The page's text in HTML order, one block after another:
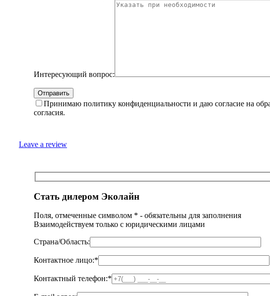
Интересующий вопрос:
Принимаю политику конфиденциальности и даю согласие на
согласия.
Leave a review
Стать дилером Эколайн
Поля, отмеченные символом * - обязательны для заполнения
Взаимодействуем только с юридическими лицами
Страна/Область:
Контактное лицо:*
Контактный телефон:*